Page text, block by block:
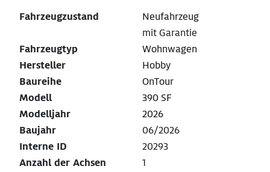
Fahrzeugzustand
Neufahrzeug
mit Garantie
Fahrzeugtyp
Wohnwagen
Hersteller
Hobby
Baureihe
OnTour
Modell
390 SF
Modelljahr
2026
Baujahr
06/2026
Interne ID
20293
Anzahl der Achsen
1